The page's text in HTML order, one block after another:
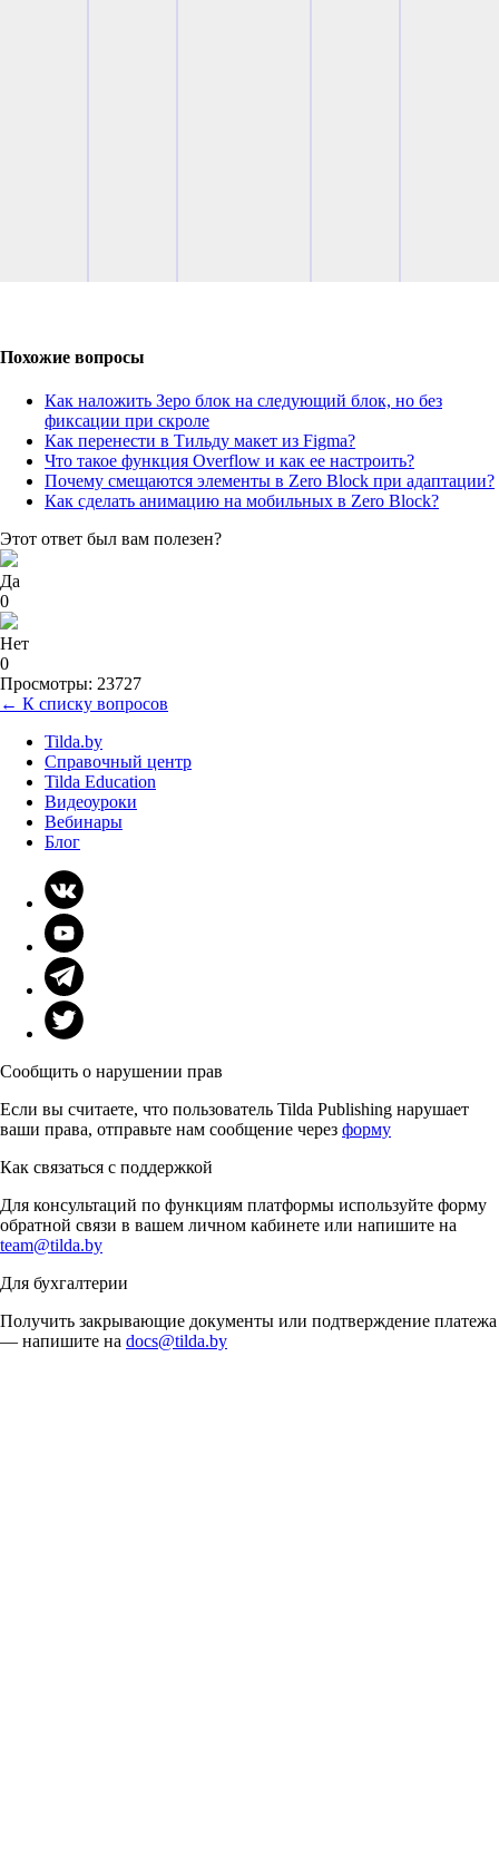
Похожие вопросы
Как наложить Зеро блок на следующий блок, но без
фиксации при скроле
Как перенести в Тильду макет из Figma?
Что такое функция Overflow и как ее настроить?
Почему смещаются элементы в Zero Block при адаптации?
Как сделать анимацию на мобильных в Zero Block?
Этот ответ был вам полезен?
Да
0
Нет
0
Просмотры: 23727
← К списку вопросов
Tilda.by
Справочный центр
Tilda Education
Видеоуроки
Вебинары
Блог
Сообщить о нарушении прав
Если вы считаете, что пользователь Tilda Publishing нарушает
ваши права, отправьте нам сообщение через форму
Как связаться с поддержкой
Для консультаций по функциям платформы используйте форму
обратной связи в вашем личном кабинете или напишите на
team@tilda.by
Для бухгалтерии
Получить закрывающие документы или подтверждение платежа
— напишите на docs@tilda.by